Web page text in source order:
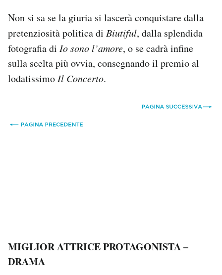
Non si sa se la giuria si lascerà conquistare dalla
pretenziosità politica di Biutiful, dalla splendida
fotografia di Io sono l’amore, o se cadrà infine
sulla scelta più ovvia, consegnando il premio al
lodatissimo Il Concerto.
MIGLIOR ATTRICE PROTAGONISTA –
DRAMA